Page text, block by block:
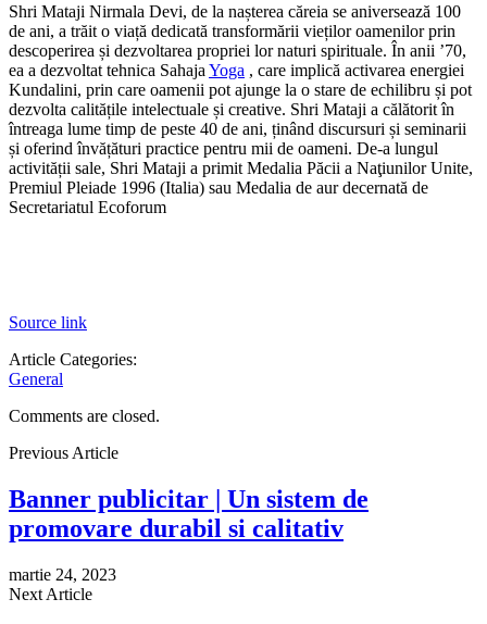
Shri Mataji Nirmala Devi, de la nașterea căreia se aniversează 100
de ani, a trăit o viață dedicată transformării vieților oamenilor prin
descoperirea și dezvoltarea propriei lor naturi spirituale. În anii ’70,
ea a dezvoltat tehnica Sahaja Yoga , care implică activarea energiei
Kundalini, prin care oamenii pot ajunge la o stare de echilibru și pot
dezvolta calitățile intelectuale și creative. Shri Mataji a călătorit în
întreaga lume timp de peste 40 de ani, ținând discursuri și seminarii
și oferind învățături practice pentru mii de oameni. De-a lungul
activității sale, Shri Mataji a primit Medalia Păcii a Naţiunilor Unite,
Premiul Pleiade 1996 (Italia) sau Medalia de aur decernată de
Secretariatul Ecoforum
Source link
Article Categories:
General
Comments are closed.
Previous Article
Banner publicitar | Un sistem de
promovare durabil si calitativ
martie 24, 2023
Next Article